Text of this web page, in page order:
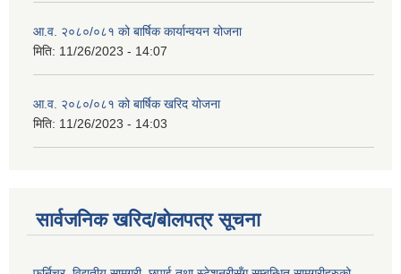
आ.व. २०८०/०८१ को बार्षिक कार्यान्वयन योजना
मिति: 11/26/2023 - 14:07
आ.व. २०८०/०८१ को बार्षिक खरिद योजना
मिति: 11/26/2023 - 14:03
सार्वजनिक खरिद/बोलपत्र सूचना